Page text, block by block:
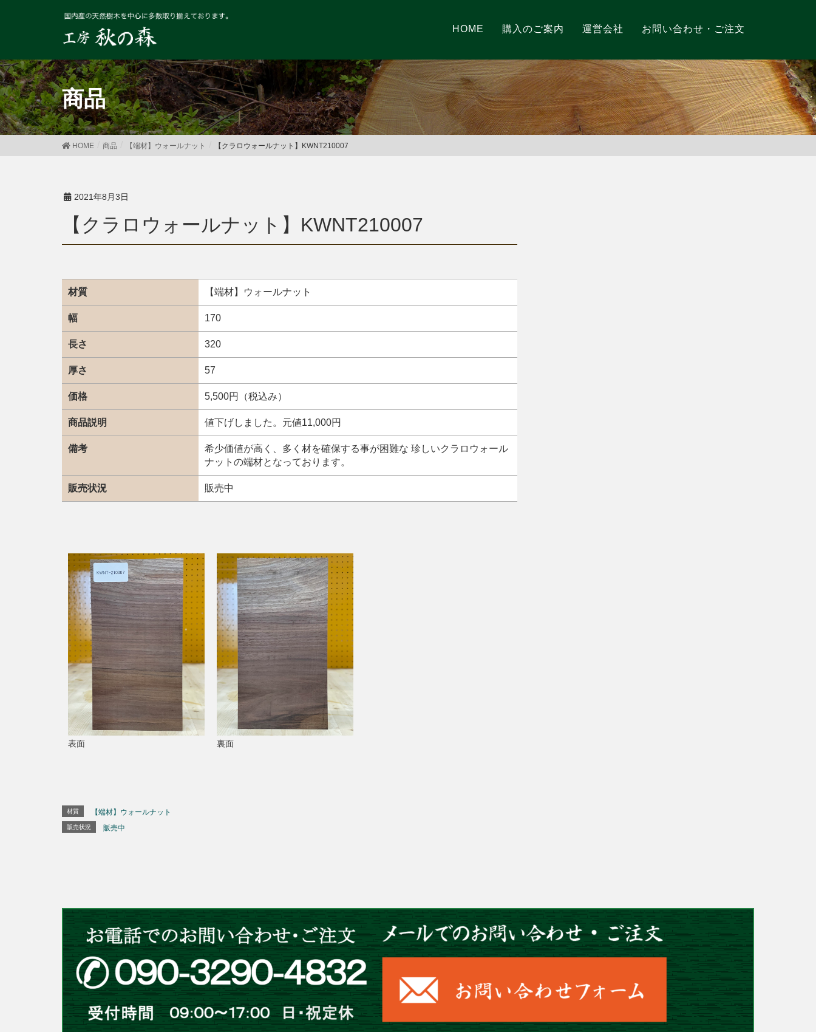
HOME 購入のご案内 運営会社 お問い合わせ・ご注文
商品
HOME 商品 【端材】ウォールナット 【クラロウォールナット】KWNT210007
2021年8月3日
【クラロウォールナット】KWNT210007
材質 【端材】ウォールナット
幅 170
長さ 320
厚さ 57
価格 5,500円（税込み）
商品説明 値下げしました。元値11,000円
備考
希少価値が高く、多く材を確保する事が困難な 珍しいクラロウォール
ナットの端材となっております。
販売状況 販売中
表面 裏面
材質 【端材】ウォールナット
販売状況 販売中